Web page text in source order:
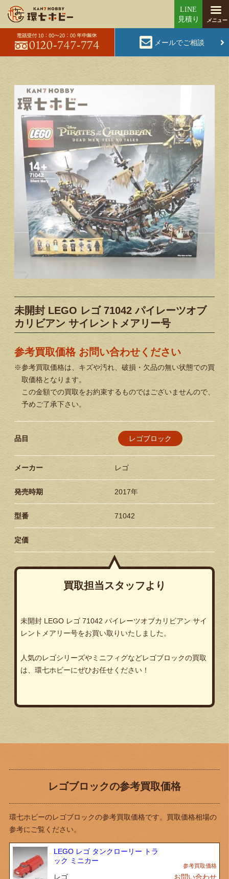
メールでご相談
未開封 LEGO レゴ 71042 パイレーツオブ
カリビアン サイレントメアリー号
参考買取価格 お問い合わせください
※参考買取価格は、キズや汚れ、破損・欠品の無い状態での買
取価格となります。
この金額での買取をお約束するものではございませんので、
予めご了承下さい。
品目 レゴブロック
メーカー レゴ
発売時期 2017年
型番 71042
定価
買取担当スタッフより
未開封 LEGO レゴ 71042 パイレーツオブカリビアン サイ
レントメアリー号をお買い取りいたしました。
人気のレゴシリーズやミニフィグなどレゴブロックの買取
は、環七ホビーにぜひお任せください！
レゴブロックの参考買取価格
環七ホビーのレゴブロックの参考買取価格です。買取価格相場の
参考にご覧ください。
LEGO レゴ タンクローリー トラ
ック ミニカー
レゴ お問い合わせ